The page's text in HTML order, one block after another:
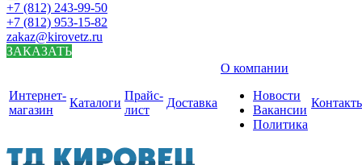
+7 (812) 243-99-50
+7 (812) 953-15-82
zakaz@kirovetz.ru
ЗАКАЗАТЬ
Интернет-
магазин
Каталоги
Прайс-
лист
Доставка
О компании
Новости
Вакансии
Политика